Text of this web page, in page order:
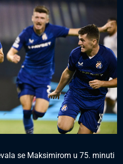
se Maksimirom u 75. minuti